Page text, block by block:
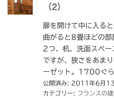
（2）
扉を開けて中に入る
曲がると8畳ほどの部
2つ、机、洗面スペー
ですが、狭さをあま
ーゼット。1700ぐ
公開済み: 2011年6月
カテゴリー: フランスの